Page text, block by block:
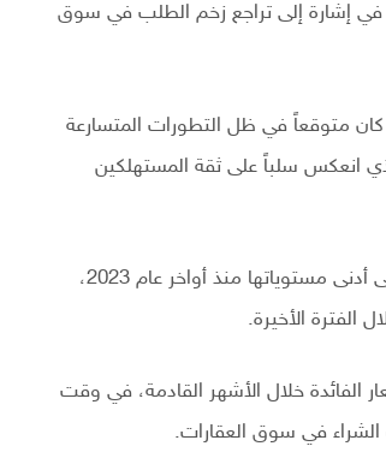
في إشارة إلى تراجع زخم الطلب في سوق
متوقعاً في ظل التطورات المتسارعة
انعكس سلباً على ثقة المستهلكين
وأشار جاردنر إلى أن مستويات الثقة الاستهلاكية في المملكة المتحدة تراجعت إلى أدنى مستوياتها منذ أواخر عام 2023،
الفترة الأخيرة.
الفائدة خلال الأشهر القادمة، في وقت
في سوق العقارات.